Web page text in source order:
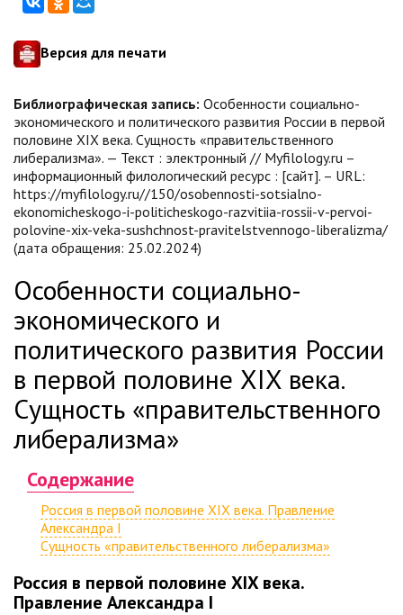
Версия для печати
Библиографическая запись: Особенности социально-
экономического и политического развития России в первой
половине XIX века. Сущность «правительственного
либерализма». — Текст : электронный // Myfilology.ru –
информационный филологический ресурс : [сайт]. – URL:
https://myfilology.ru//150/osobennosti-sotsialno-
ekonomicheskogo-i-politicheskogo-razvitiia-rossii-v-pervoi-
polovine-xix-veka-sushchnost-pravitelstvennogo-liberalizma/
(дата обращения: 25.02.2024)
Особенности социально-
экономического и
политического развития России
в первой половине XIX века.
Сущность «правительственного
либерализма»
Содержание
Россия в первой половине XIX века. Правление
Александра I
Сущность «правительственного либерализма»
Россия в первой половине XIX века.
Правление Александра I